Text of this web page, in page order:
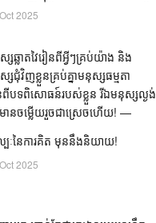
2025
ឆ្លាតវៃរៀនពីអ្វីៗគ្រប់យ៉ាង និង
សជុំវិញខ្លួនគ្រប់គ្នាមនុស្សធម្មតា
ពីបទពិសោធន៍របស់ខ្លួន រីឯមនុស្សល្ងង់
មានចម្លើយរួចជាស្រេចហើយ! —
ៈនៃការគិត មុននឹងនិយាយ!
2025